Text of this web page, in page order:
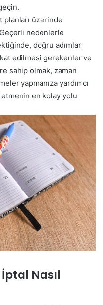
planları üzerinde
nedenlerle
doğru adımları
edilmesi gerekenler ve
sahip olmak, zaman
yapmanıza yardımcı
en kolay yolu
Nasıl